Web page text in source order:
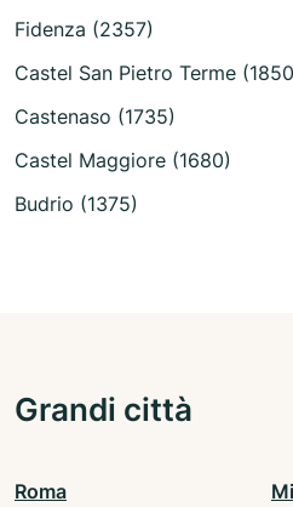
Fidenza (2357)
Castel San Pietro Terme
Castenaso (1735)
Castel Maggiore (1680)
Budrio (1375)
Grandi città
Roma